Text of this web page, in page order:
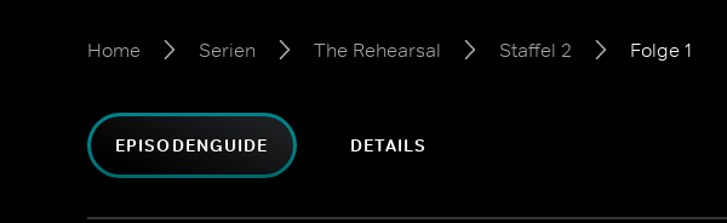
Home Serien The Rehearsal Staffel 2 Folge 1
EPISODENGUIDE DETAILS